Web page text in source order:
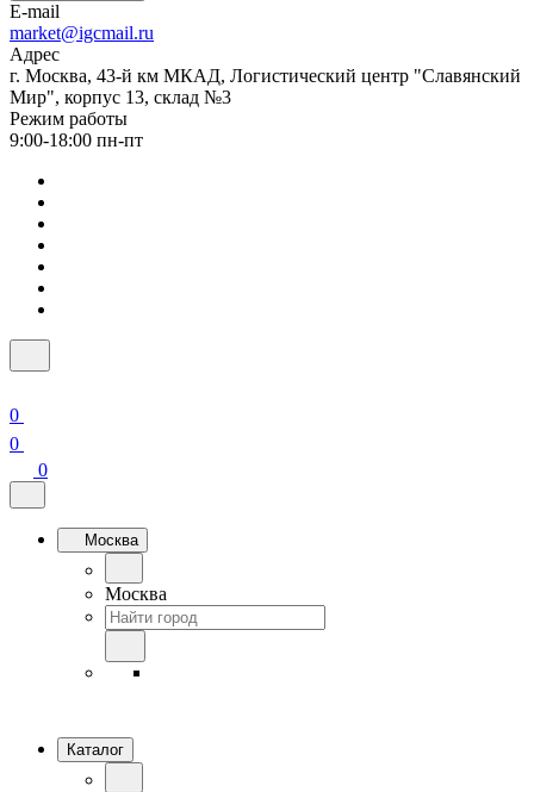
E-mail
market@igcmail.ru
Адрес
г. Москва, 43-й км МКАД, Логистический центр "Славянский
Мир", корпус 13, склад №3
Режим работы
9:00-18:00 пн-пт
0
0
0
Москва
Москва
Каталог